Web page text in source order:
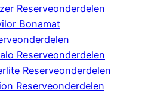
Reserveonderdelen
Bonamat
Reserveonderdelen
Reserveonderdelen
Reserveonderdelen